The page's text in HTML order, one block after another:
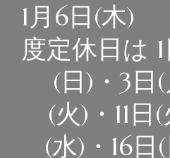
1月6日(木)
度定休日は
(日)・3日
(火)・11日
(水)・16日